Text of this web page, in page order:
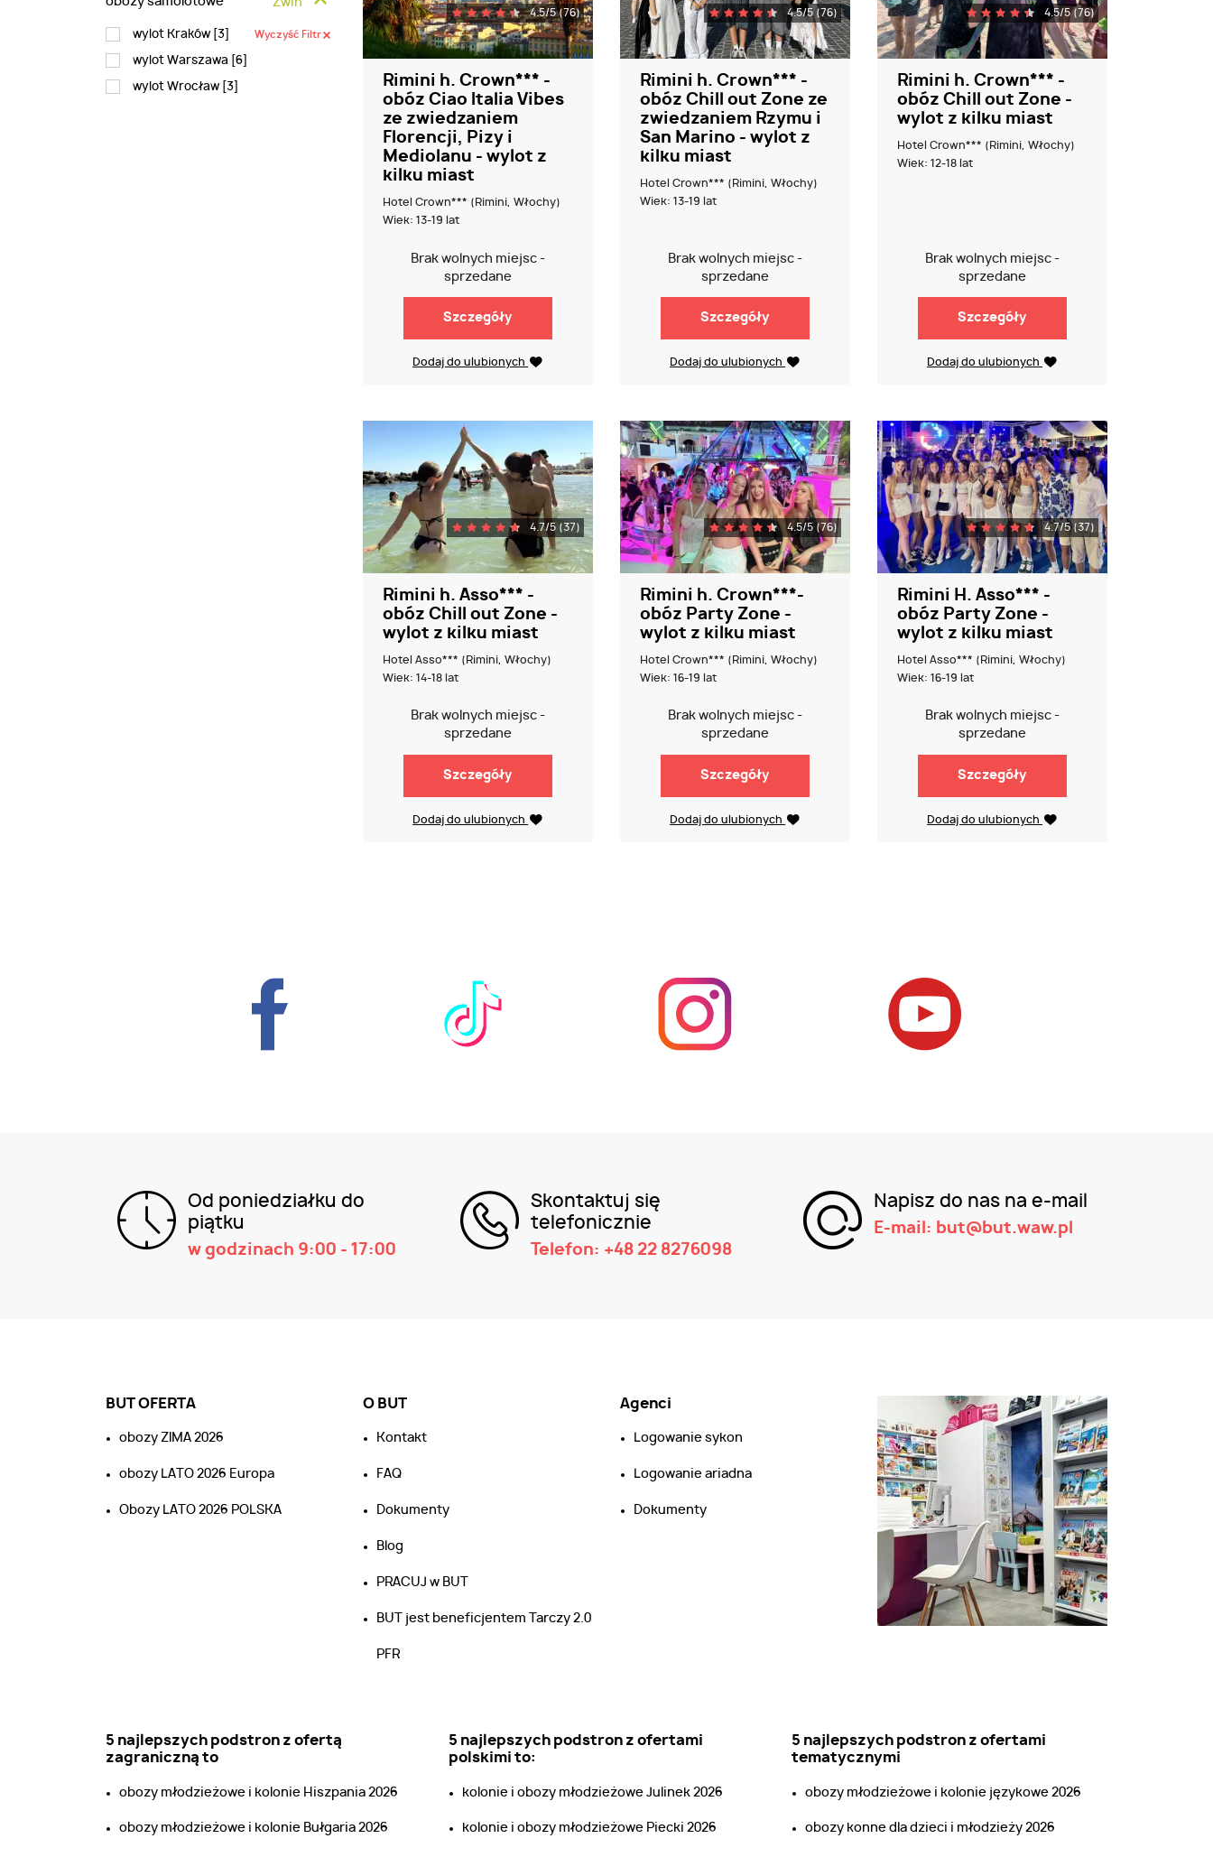
Zwiń
Wyczyść Filtr
wylot Kraków [ 3
wylot Warszawa [ 6
wylot Wrocław [ 3
4.5/5 (76)
Rimini h. Crown*** -
obóz Ciao Italia Vibes
ze zwiedzaniem
Florencji, Pizy i
Mediolanu - wylot z
kilku miast
Hotel Crown*** (Rimini, Włochy)
Wiek: 13-19 lat
Brak wolnych miejsc -
sprzedane
Szczegóły
Dodaj do ulubionych
4.5/5 (76)
Rimini h. Crown*** -
obóz Chill out Zone ze
zwiedzaniem Rzymu i
San Marino - wylot z
kilku miast
Hotel Crown*** (Rimini, Włochy)
Wiek: 13-19 lat
Brak wolnych miejsc -
sprzedane
Szczegóły
Dodaj do ulubionych
4.5/5 (76)
Rimini h. Crown*** -
obóz Chill out Zone -
wylot z kilku miast
Hotel Crown*** (Rimini, Włochy)
Wiek: 12-18 lat
Brak wolnych miejsc -
sprzedane
Szczegóły
Dodaj do ulubionych
4.7/5 (37)
Rimini h. Asso*** -
obóz Chill out Zone -
wylot z kilku miast
Hotel Asso*** (Rimini, Włochy)
Wiek: 14-18 lat
Brak wolnych miejsc -
sprzedane
Szczegóły
Dodaj do ulubionych
4.5/5 (76)
Rimini h. Crown***-
obóz Party Zone -
wylot z kilku miast
Hotel Crown*** (Rimini, Włochy)
Wiek: 16-19 lat
Brak wolnych miejsc -
sprzedane
Szczegóły
Dodaj do ulubionych
4.7/5 (37)
Rimini H. Asso*** -
obóz Party Zone -
wylot z kilku miast
Hotel Asso*** (Rimini, Włochy)
Wiek: 16-19 lat
Brak wolnych miejsc -
sprzedane
Szczegóły
Dodaj do ulubionych
Od poniedziałku do
piątku
w godzinach 9:00 - 17:00
Skontaktuj się
telefonicznie
Telefon: +48 22 8276098
Napisz do nas na e-mail
E-mail: but@but.waw.pl
BUT OFERTA
obozy ZIMA 2026
obozy LATO 2026 Europa
Obozy LATO 2026 POLSKA
O BUT
Kontakt
FAQ
Dokumenty
Blog
PRACUJ w BUT
BUT jest beneficjentem Tarczy 2.0
PFR
Agenci
Logowanie sykon
Logowanie ariadna
Dokumenty
5 najlepszych podstron z ofertą
zagraniczną to
obozy młodzieżowe i kolonie Hiszpania 2026
obozy młodzieżowe i kolonie Bułgaria 2026
5 najlepszych podstron z ofertami
polskimi to:
kolonie i obozy młodzieżowe Julinek 2026
kolonie i obozy młodzieżowe Piecki 2026
5 najlepszych podstron z ofertami
tematycznymi
obozy młodzieżowe i kolonie językowe 2026
obozy konne dla dzieci i młodzieży 2026